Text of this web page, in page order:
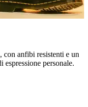
con anfibi resistenti e un
personale.